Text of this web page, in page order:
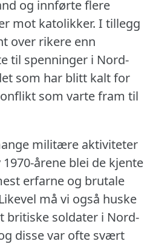
og innførte flere
mot katolikker. I tillegg
over rikere enn
til spenninger i Nord-
som har blitt kalt for
som varte fram til
militære aktiviteter
årene blei de kjente
erfarne og brutale
Likevel må vi også huske
britiske soldater i Nord-
disse var ofte svært